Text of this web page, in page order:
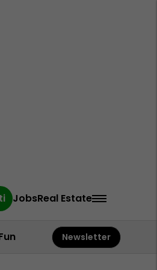
JobsReal Estate
Newsletter